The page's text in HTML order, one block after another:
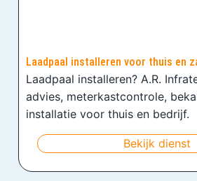
Laadpaal installeren voor thuis en
Laadpaal installeren? A.R.
advies, meterkastcontrole,
installatie voor thuis en bedrijf.
Bekijk dienst